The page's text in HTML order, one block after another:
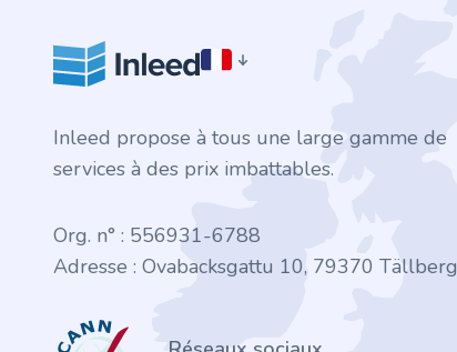
.tips
.cn
.games
.it
Inleed propose à tous une large gamme de
services à des prix imbattables.
Org. n° : 556931-6788
Adresse : Ovabacksgattu 10, 79370 Tällberg
ICANN